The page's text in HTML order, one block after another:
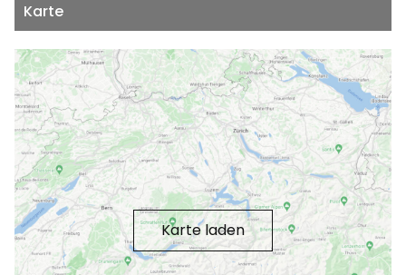
Karte
Karte laden